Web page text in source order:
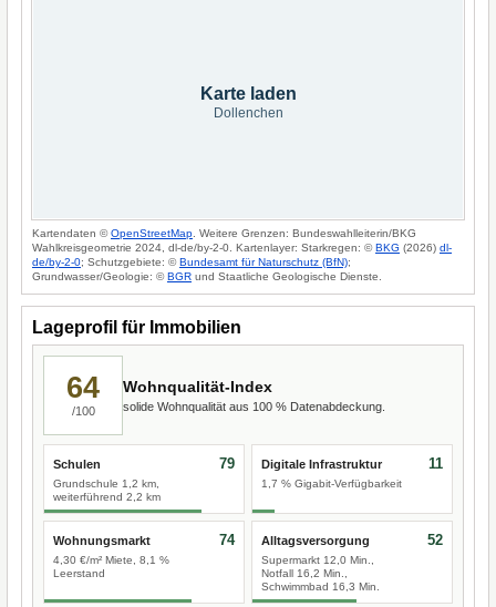
Karte laden
Dollenchen
Kartendaten ©OpenStreetMap . Weitere Grenzen: Bundeswahlleiterin/BKG
Wahlkreisgeometrie 2024, dl-de/by-2-0. Kartenlayer: Starkregen: ©BKG (2026) dl-
de/by-2-0; Schutzgebiete: ©Bundesamt für Naturschutz (BfN);
Grundwasser/Geologie: ©BGR und Staatliche Geologische Dienste.
Lageprofil für Immobilien
64
/100
Wohnqualität-Index
solide Wohnqualität aus 100 % Datenabdeckung.
Schulen
Grundschule 1,2 km,
weiterführend 2,2 km
79 Digitale Infrastruktur
1,7 % Gigabit-Verfügbarkeit
11
Wohnungsmarkt
4,30 €/m² Miete, 8,1 %
Leerstand
74 Alltagsversorgung
Supermarkt 12,0 Min.,
Notfall 16,2 Min.,
Schwimmbad 16,3 Min.
52